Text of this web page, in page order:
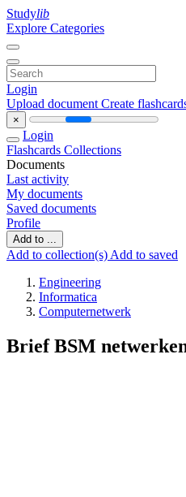
Studylib
Explore Categories
Login
Upload document Create
×
Login
Flashcards Collections
Documents
Last activity
My documents
Saved documents
Profile
Add to ...
Add to collection(s) Add to saved
Engineering
Informatica
Computernetwerk
Brief BSM